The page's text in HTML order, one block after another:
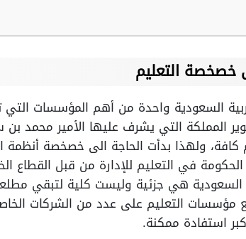
خصخصة التعليم
السعودية واحدة من أهم المؤسسات
ولهذا بدأت الحاجة الى خصخصة
في التعليم للإدارة من قبل القطاع
هي جزئية وليست كلية لتبقي
مؤسسات التعليم على عدد من الشركات
استفادة ممكنة.